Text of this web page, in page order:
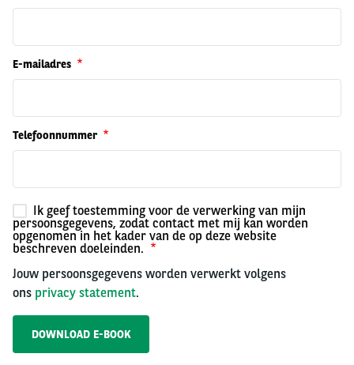
E-mailadres
Telefoonnummer
Ik geef toestemming voor de verwerking van mijn
persoonsgegevens, zodat contact met mij kan worden
opgenomen in het kader van de op deze website
beschreven doeleinden.
Jouw persoonsgegevens worden verwerkt volgens
ons privacy statement.